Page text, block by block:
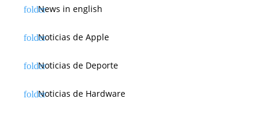
News in english
Noticias de Apple
Noticias de Deporte
Noticias de Hardware